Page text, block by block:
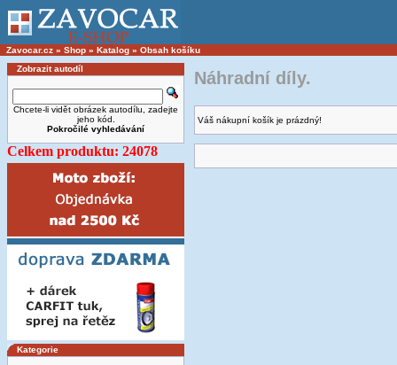
Zavocar.cz » Shop » Katalog » Obsah košíku
Zobrazit autodíl
Chcete-li vidět obrázek autodílu, zadejte
jeho kód.
Pokročilé vyhledávání
Celkem produktu: 24078
Kategorie
Náhradní díly.
Váš nákupní košík je prázdný!